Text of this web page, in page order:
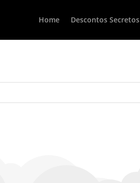
Home Descontos Secretos